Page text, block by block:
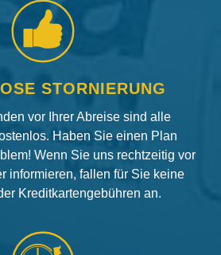
STORNIERUNG
vor Ihrer Abreise sind alle
Haben Sie einen Plan
Wenn Sie uns rechtzeitig vor
informieren, fallen für Sie keine
Kreditkartengebühren an.